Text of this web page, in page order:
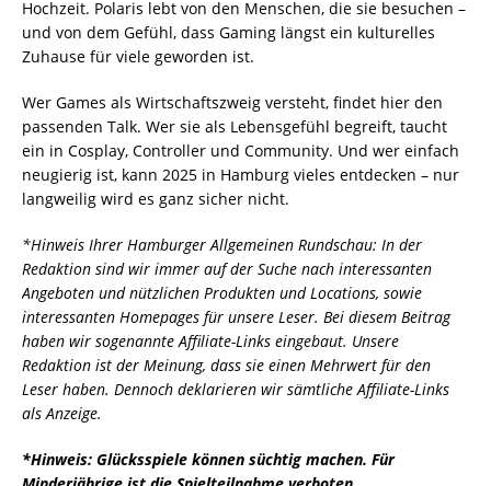
Hochzeit. Polaris lebt von den Menschen, die sie besuchen –
und von dem Gefühl, dass Gaming längst ein kulturelles
Zuhause für viele geworden ist.
Wer Games als Wirtschaftszweig versteht, findet hier den
passenden Talk. Wer sie als Lebensgefühl begreift, taucht
ein in Cosplay, Controller und Community. Und wer einfach
neugierig ist, kann 2025 in Hamburg vieles entdecken – nur
langweilig wird es ganz sicher nicht.
*Hinweis Ihrer Hamburger Allgemeinen Rundschau: In der
Redaktion sind wir immer auf der Suche nach interessanten
Angeboten und nützlichen Produkten und Locations, sowie
interessanten Homepages für unsere Leser. Bei diesem Beitrag
haben wir sogenannte Affiliate-Links eingebaut. Unsere
Redaktion ist der Meinung, dass sie einen Mehrwert für den
Leser haben. Dennoch deklarieren wir sämtliche Affiliate-Links
als Anzeige.
*Hinweis: Glücksspiele können süchtig machen. Für